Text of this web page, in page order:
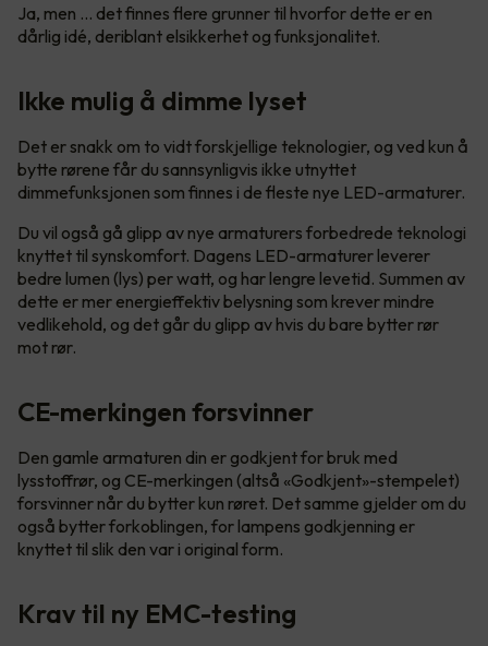
Ja, men ... det finnes flere grunner til hvorfor dette er en
dårlig idé, deriblant elsikkerhet og funksjonalitet.
Ikke mulig å dimme lyset
Det er snakk om to vidt forskjellige teknologier, og ved kun å
bytte rørene får du sannsynligvis ikke utnyttet
dimmefunksjonen som finnes i de fleste nye LED-armaturer.
Du vil også gå glipp av nye armaturers forbedrede teknologi
knyttet til synskomfort. Dagens LED-armaturer leverer
bedre lumen (lys) per watt, og har lengre levetid. Summen av
dette er mer energieffektiv belysning som krever mindre
vedlikehold, og det går du glipp av hvis du bare bytter rør
mot rør.
CE-merkingen forsvinner
Den gamle armaturen din er godkjent for bruk med
lysstoffrør, og CE-merkingen (altså «Godkjent»-stempelet)
forsvinner når du bytter kun røret. Det samme gjelder om du
også bytter forkoblingen, for lampens godkjenning er
knyttet til slik den var i original form.
Krav til ny EMC-testing